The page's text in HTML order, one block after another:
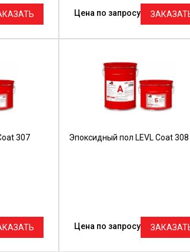
Цена по запросу
307 Эпоксидный пол LEVL Coat 308
Цена по запросу